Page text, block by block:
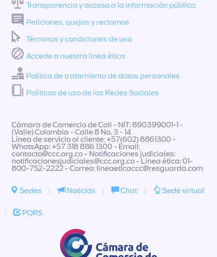
Transparencia y acceso a la información pública
Peticiones, quejas y reclamos
Términos y condiciones de uso
Accede a nuestra línea ética
Política de tratamiento de datos personales
Políticas de uso de las Redes Sociales
Cámara de Comercio de Cali - NIT: 890399001-1 -
(Valle) Colombia - Calle 8 No. 3 - 14
Línea de servicio al cliente: +57(602) 8861300 -
WhatsApp: +57 318 886 1300 - Email:
contacto@ccc.org.co- Notificaciones judiciales:
notificacionesjudiciales@ccc.org.co- Línea ética: 01-
800-752-2222 - Correo: lineaeticaccc@resguarda.com
Sedes | Noticias | Chat | Sede virtual
| PQRS